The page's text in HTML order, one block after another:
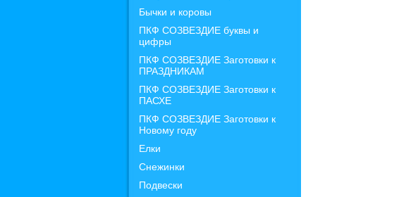
Бычки и коровы
ПКФ СОЗВЕЗДИЕ буквы и
цифры
ПКФ СОЗВЕЗДИЕ Заготовки к
ПРАЗДНИКАМ
ПКФ СОЗВЕЗДИЕ Заготовки к
ПАСХЕ
ПКФ СОЗВЕЗДИЕ Заготовки к
Новому году
Елки
Снежинки
Подвески